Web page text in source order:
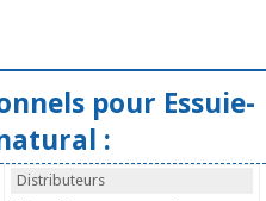
pour Essuie-
:
Distributeurs